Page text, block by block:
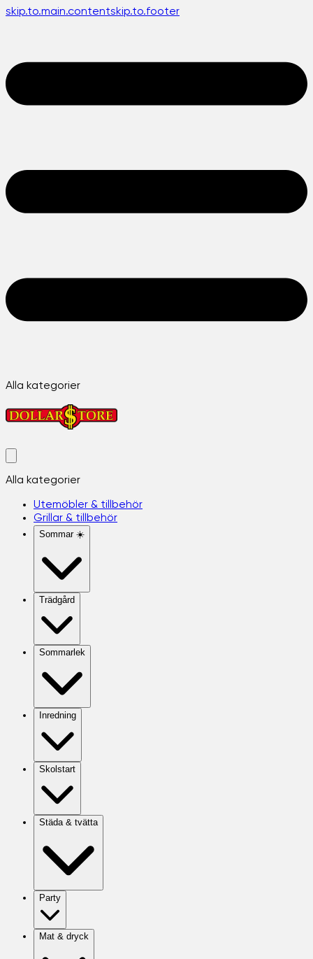
skip.to.main.contentskip.to.footer
Alla kategorier
Alla kategorier
Utemöbler & tillbehör
Grillar & tillbehör
Sommar ☀️
Trädgård
Sommarlek
Inredning
Skolstart
Städa & tvätta
Party
Mat & dryck